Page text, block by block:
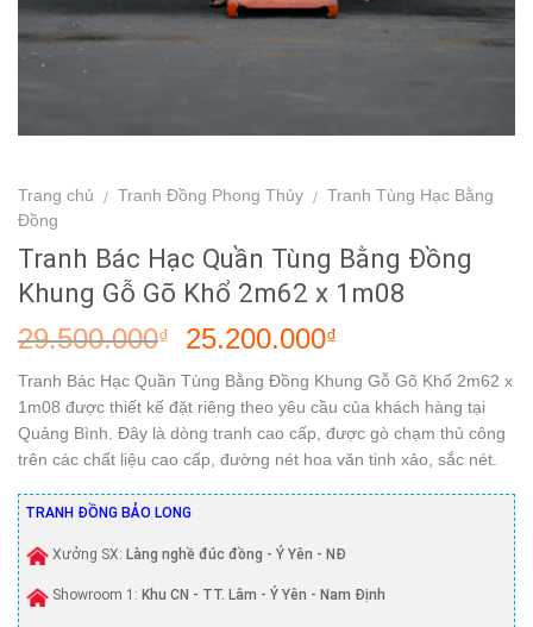
Trang chủ / Tranh Đồng Phong Thủy / Tranh Tùng Hạc Bằng
Đồng
Tranh Bác Hạc Quần Tùng Bằng Đồng
Khung Gỗ Gõ Khổ 2m62 x 1m08
29.500.000₫ 25.200.000₫
Tranh Bác Hạc Quần Tùng Bằng Đồng Khung Gỗ Gõ Khổ 2m62 x
1m08 được thiết kế đặt riêng theo yêu cầu của khách hàng tại
Quảng Bình. Đây là dòng tranh cao cấp, được gò chạm thủ công
trên các chất liệu cao cấp, đường nét hoa văn tinh xảo, sắc nét.
TRANH ĐỒNG BẢO LONG
Xưởng SX: Làng nghề đúc đồng - Ý Yên - NĐ
Showroom 1: Khu CN - TT. Lâm - Ý Yên - Nam Định